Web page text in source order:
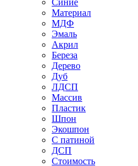
Синие
Материал
МДФ
Эмаль
Акрил
Береза
Дерево
Дуб
ЛДСП
Массив
Пластик
Шпон
Экошпон
С патиной
ДСП
Стоимость